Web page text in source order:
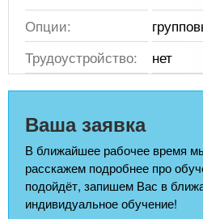
Опции:
Трудоустройство:
нет
Ваша заявка
В ближайшее рабочее время
расскажем подробнее про
подойдёт, запишем Вас в
индивидуальное обучение!